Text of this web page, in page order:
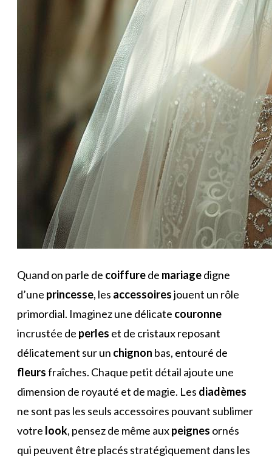
Quand on parle de coiffurede mariagedigne
d’une princesse, les accessoiresjouent un rôle
primordial. Imaginez une délicate couronne
incrustée de perles et de cristaux reposant
délicatement sur un chignon bas, entouré de
fleursfraîches. Chaque petit détail ajoute une
dimension de royauté et de magie. Les diadèmes
ne sont pas les seuls accessoires pouvant sublimer
votre look, pensez de même auxpeignes ornés
qui peuvent être placés stratégiquement dans les